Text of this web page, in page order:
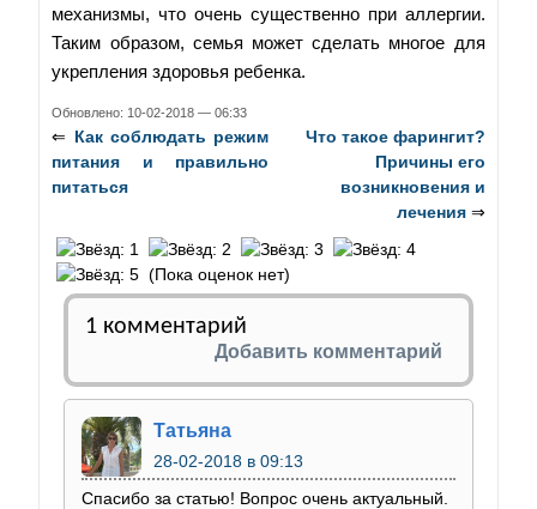
механизмы, что очень существенно при аллергии.
Таким образом, семья может сделать многое для
укрепления здоровья ребенка.
Обновлено: 10-02-2018 — 06:33
⇐ Как соблюдать режим
питания и правильно
питаться
Что такое фарингит?
Причины его
возникновения и
лечения⇒
(Пока оценок нет)
1 комментарий
Добавить комментарий
Татьяна
28-02-2018 в 09:13
Спасибо за статью! Вопрос очень актуальный.